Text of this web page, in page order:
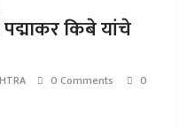
पद्माकर किबे यांचे
0 Comments
0